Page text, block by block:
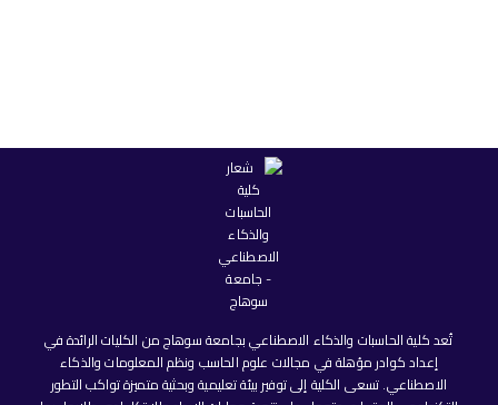
تُعد كلية الحاسبات والذكاء الاصطناعي بجامعة سوهاج من الكليات الرائدة في
إعداد كوادر مؤهلة في مجالات علوم الحاسب ونظم المعلومات والذكاء
الاصطناعي. تسعى الكلية إلى توفير بيئة تعليمية وبحثية متميزة تواكب التطور